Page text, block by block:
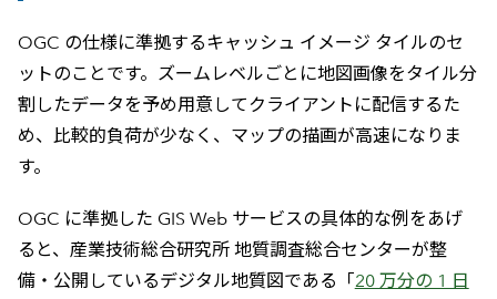
OGC の仕様に準拠するキャッシュ イメージ タイルのセ
ットのことです。ズームレベルごとに地図画像をタイル分
割したデータを予め用意してクライアントに配信するた
め、比較的負荷が少なく、マップの描画が高速になりま
す。
OGC に準拠した GIS Web サービスの具体的な例をあげ
ると、産業技術総合研究所 地質調査総合センターが整
備・公開しているデジタル地質図である「20 万分の 1 日